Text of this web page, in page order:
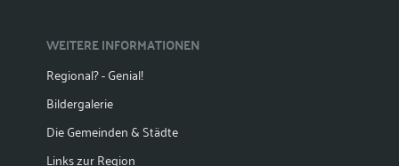
WEITERE INFORMATIONEN
Regional? - Genial!
Bildergalerie
Die Gemeinden & Städte
Links zur Region